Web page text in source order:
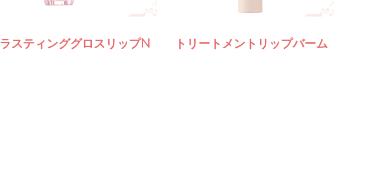
ラスティンググロスリップN トリートメントリップバーム